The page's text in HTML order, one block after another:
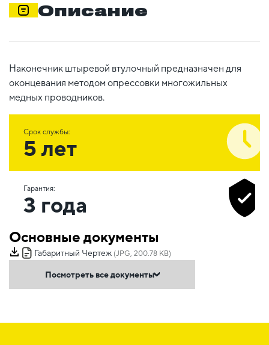
Описание
Наконечник штыревой втулочный предназначен для
оконцевания методом опрессовки многожильных
медных проводников.
Срок службы:
5 лет
Гарантия:
3 года
Основные документы
Габаритный Чертеж (JPG, 200.78 KB)
Посмотреть все документы